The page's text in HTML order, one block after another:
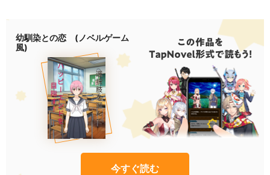
幼馴染との恋 (ノベルゲーム
風)
今すぐ読む